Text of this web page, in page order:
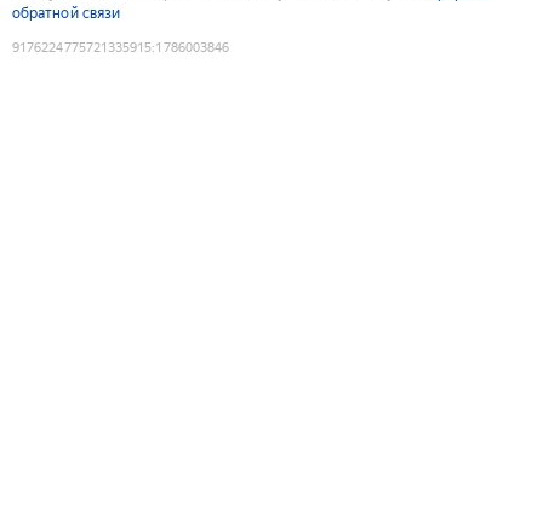
обратной связи
9176224775721335915:1786003846